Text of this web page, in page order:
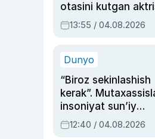
otasini kutgan
dublyaj ustasi
Ahmedovaning
13:55 / 04.08.2026
Dunyo
“Biroz sekinlashish
kerak”.
insoniyat sun’iy
intellektni boshqara
olmay qolishidan
12:40 / 04.08.2026